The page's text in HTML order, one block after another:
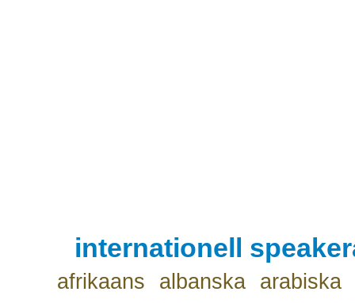
internationell
afrikaans albanska
arabiska